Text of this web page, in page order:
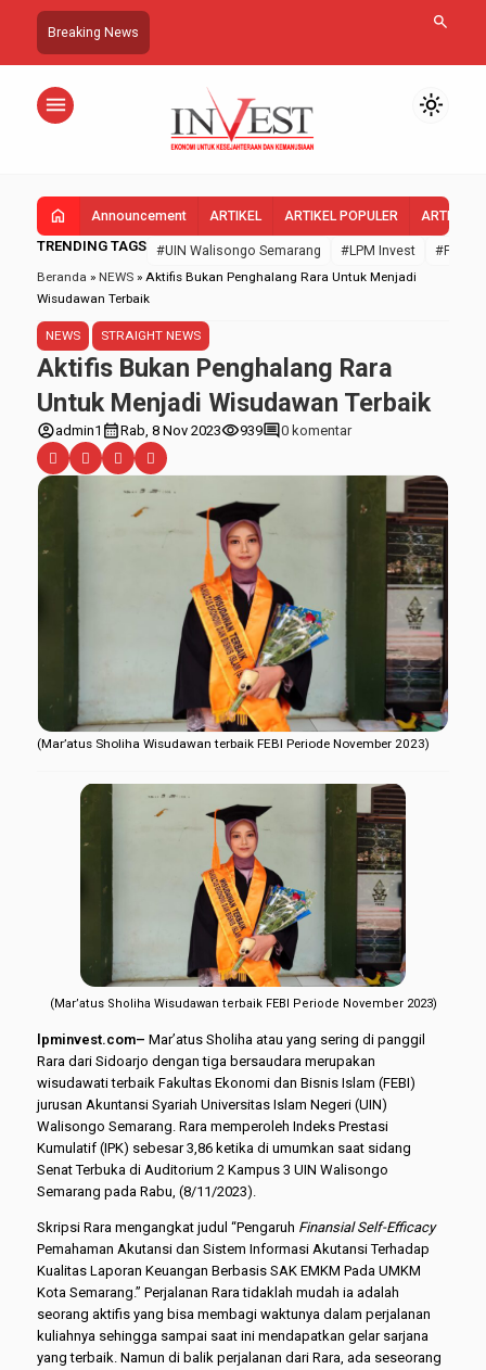
Breaking News search
menu light_mode
home Announcement ARTIKEL ARTIKEL POPULER ARTIKEL
TRENDING TAGS #UIN Walisongo Semarang #LPM Invest
#FEBI
Beranda » NEWS » Aktifis Bukan Penghalang Rara Untuk Menjadi
Wisudawan Terbaik
NEWS STRAIGHT NEWS
Aktifis Bukan Penghalang Rara
Untuk Menjadi Wisudawan Terbaik
account_circleadmin1 calendar_monthRab, 8 Nov 2023visibility939comment0 komentar
(Mar’atus Sholiha Wisudawan terbaik FEBI Periode November 2023)
(Mar’atus Sholiha Wisudawan terbaik FEBI Periode November 2023)
lpminvest.com– Mar’atus Sholiha atau yang sering di panggil
Rara dari Sidoarjo dengan tiga bersaudara merupakan
wisudawati terbaik Fakultas Ekonomi dan Bisnis Islam (FEBI)
jurusan Akuntansi Syariah Universitas Islam Negeri (UIN)
Walisongo Semarang. Rara memperoleh Indeks Prestasi
Kumulatif (IPK) sebesar 3,86 ketika di umumkan saat sidang
Senat Terbuka di Auditorium 2 Kampus 3 UIN Walisongo
Semarang pada Rabu, (8/11/2023).
Skripsi Rara mengangkat judul “Pengaruh Finansial Self-Efficacy
Pemahaman Akutansi dan Sistem Informasi Akutansi Terhadap
Kualitas Laporan Keuangan Berbasis SAK EMKM Pada UMKM
Kota Semarang.” Perjalanan Rara tidaklah mudah ia adalah
seorang aktifis yang bisa membagi waktunya dalam perjalanan
kuliahnya sehingga sampai saat ini mendapatkan gelar sarjana
yang terbaik. Namun di balik perjalanan dari Rara, ada seseorang